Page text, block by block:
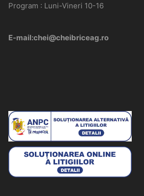
Program : Luni-Vineri 10-16
E-mail:chei@cheibriceag.ro